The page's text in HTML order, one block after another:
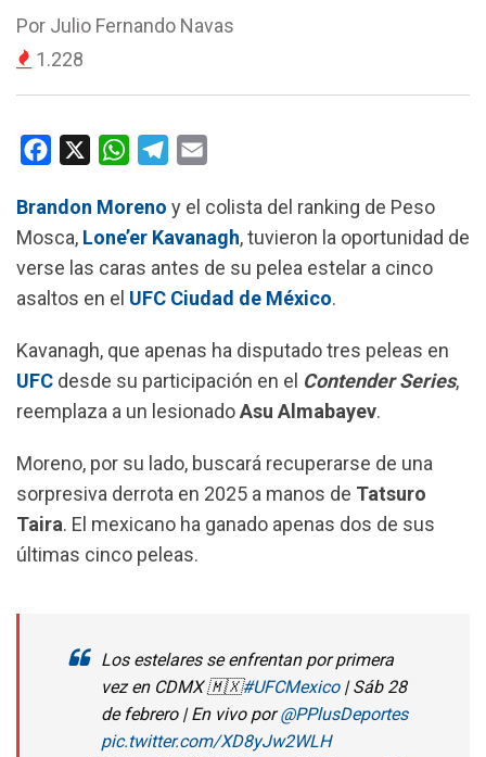
Por Julio Fernando Navas
1.228
c
e
b
o
k
W
a
t
s
A
p
l
e
g
r
m
a
i
l
Brandon Moreno y el colista del ranking de Peso
Mosca, Lone’er Kavanagh, tuvieron la oportunidad de
verse las caras antes de su pelea estelar a cinco
asaltos en el UFC Ciudad de México.
Kavanagh, que apenas ha disputado tres peleas en
UFC desde su participación en el Contender Series,
reemplaza a un lesionadoAsu Almabayev.
Moreno, por su lado, buscará recuperarse de una
sorpresiva derrota en 2025 a manos de Tatsuro
Taira. El mexicano ha ganado apenas dos de sus
últimas cinco peleas.
Los estelares se enfrentan por primera
vez en CDMX 🇲🇽#UFCMexico| Sáb 28
de febrero | En vivo por@PPlusDeportes
pic.twitter.com/XD8yJw2WLH